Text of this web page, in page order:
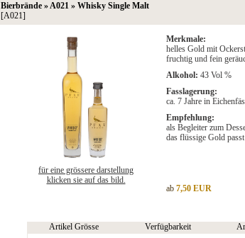
Bierbrände » A021 » Whisky Single Malt
[A021]
für eine grössere darstellung
klicken sie auf das bild.
Merkmale:
helles Gold mit
fruchtig und fein
Alkohol: 43 Vol %
Fasslagerung:
ca. 7 Jahre in
Empfehlung:
als Begleiter zum
das flüssige Gold
ab 7,50 EUR
Artikel Grösse Verfügbarkeit